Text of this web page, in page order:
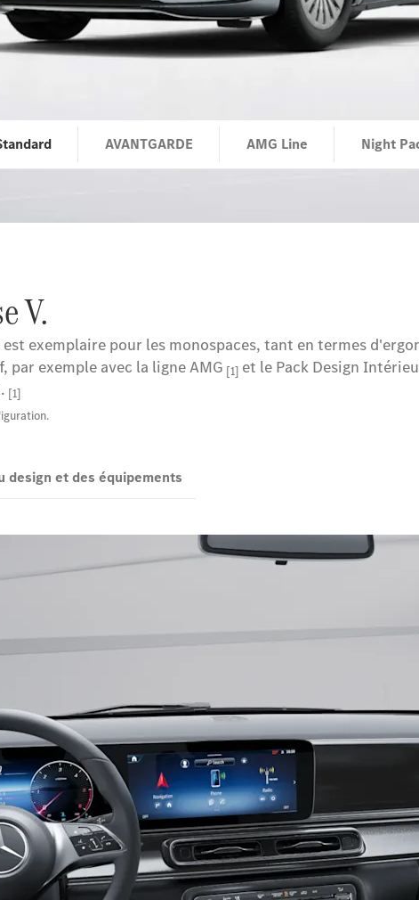
AVANTGARDE AMG Line Night
V.
exemplaire pour les monospaces, tant en termes
exemple avec la ligne AMG [1] et le Pack Design
[1]
design et des équipements